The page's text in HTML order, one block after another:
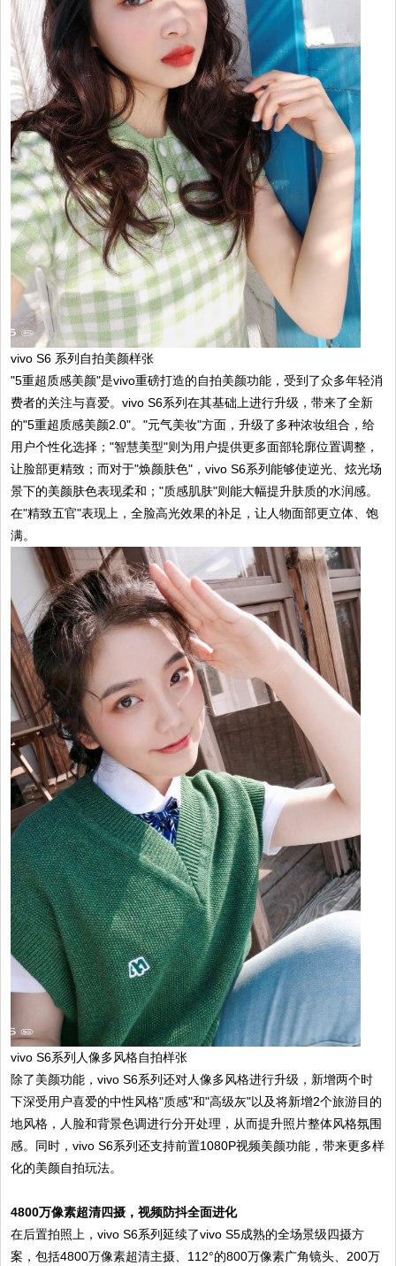
vivo S6 系列自拍美颜样张
"5重超质感美颜"是vivo重磅打造的自拍美颜功能，受到了众多年轻消
费者的关注与喜爱。vivo S6系列在其基础上进行升级，带来了全新
的"5重超质感美颜2.0"。"元气美妆"方面，升级了多种浓妆组合，给
用户个性化选择；"智慧美型"则为用户提供更多面部轮廓位置调整，
让脸部更精致；而对于"焕颜肤色"，vivo S6系列能够使逆光、炫光场
景下的美颜肤色表现柔和；"质感肌肤"则能大幅提升肤质的水润感。
在"精致五官"表现上，全脸高光效果的补足，让人物面部更立体、饱
满。
vivo S6系列人像多风格自拍样张
除了美颜功能，vivo S6系列还对人像多风格进行升级，新增两个时
下深受用户喜爱的中性风格"质感"和"高级灰"以及将新增2个旅游目的
地风格，人脸和背景色调进行分开处理，从而提升照片整体风格氛围
感。同时，vivo S6系列还支持前置1080P视频美颜功能，带来更多样
化的美颜自拍玩法。
4800万像素超清四摄，视频防抖全面进化
在后置拍照上，vivo S6系列延续了vivo S5成熟的全场景级四摄方
案，包括4800万像素超清主摄、112°的800万像素广角镜头、200万